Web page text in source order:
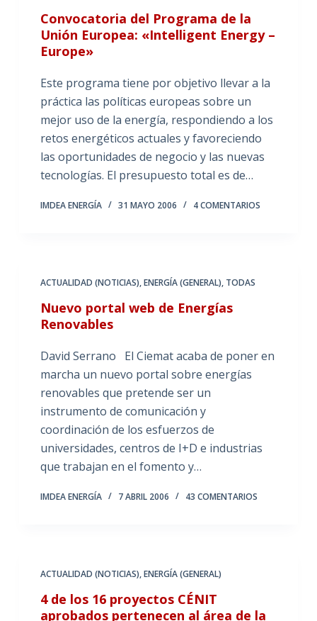
Convocatoria del Programa de la
Unión Europea: «Intelligent Energy –
Europe»
Este programa tiene por objetivo llevar a la
práctica las políticas europeas sobre un
mejor uso de la energía, respondiendo a los
retos energéticos actuales y favoreciendo
las oportunidades de negocio y las nuevas
tecnologías. El presupuesto total es de…
IMDEA ENERGÍA 31 MAYO 2006 4 COMENTARIOS
ACTUALIDAD (NOTICIAS),ENERGÍA (GENERAL), TODAS
Nuevo portal web de Energías
Renovables
David Serrano El Ciemat acaba de poner en
marcha un nuevo portal sobre energías
renovables que pretende ser un
instrumento de comunicación y
coordinación de los esfuerzos de
universidades, centros de I+D e industrias
que trabajan en el fomento y…
IMDEA ENERGÍA 7 ABRIL 2006 43 COMENTARIOS
ACTUALIDAD (NOTICIAS),ENERGÍA (GENERAL)
4 de los 16 proyectos CÉNIT
aprobados pertenecen al área de la